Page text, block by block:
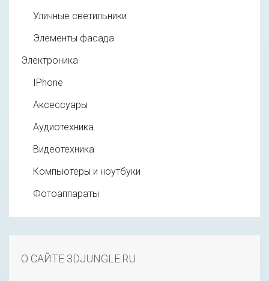
Уличные светильники
Элементы фасада
Электроника
IPhone
Аксессуары
Аудиотехника
Видеотехника
Компьютеры и ноутбуки
Фотоаппараты
О САЙТЕ 3DJUNGLE.RU